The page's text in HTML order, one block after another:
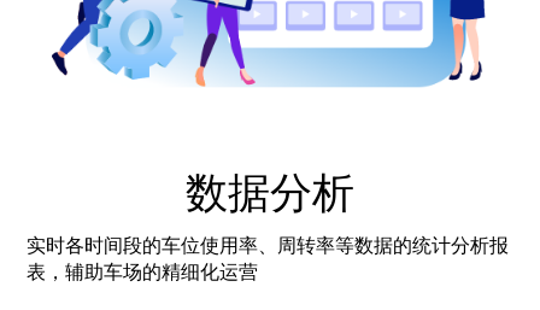
数据分析
实时各时间段的车位使用率、周转率等数据的统计分析报
表，辅助车场的精细化运营